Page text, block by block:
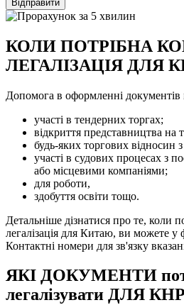
Відправити
КОЛИ ПОТРІБНА
ЛЕГАЛІЗАЦІЯ ДЛЯ
Допомога в оформленні
участі в тендерних торгах;
відкриття представництва на
будь-яких торгових відносин
участі в судових процесах з
або місцевими компаніями;
для роботи,
здобуття освіти тощо.
Детальніше дізнатися про те, коли
легалізація для Китаю, ви можете у
Контактні номери для зв'язку
ЯКІ ДОКУМЕНТИ
легалізувати ДЛЯ